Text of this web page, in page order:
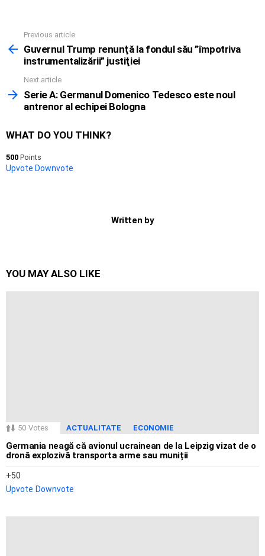
more
Previous article
Guvernul Trump renunţă la fondul său ”împotriva
instrumentalizării” justiţiei
Next article
Serie A: Germanul Domenico Tedesco este noul
antrenor al echipei Bologna
WHAT DO YOU THINK?
500 Points
Upvote Downvote
Written by
YOU MAY ALSO LIKE
50 Votes ACTUALITATE ECONOMIE
Germania neagă că avionul ucrainean de la Leipzig vizat de o
dronă explozivă transporta arme sau muniții
50
Upvote Downvote